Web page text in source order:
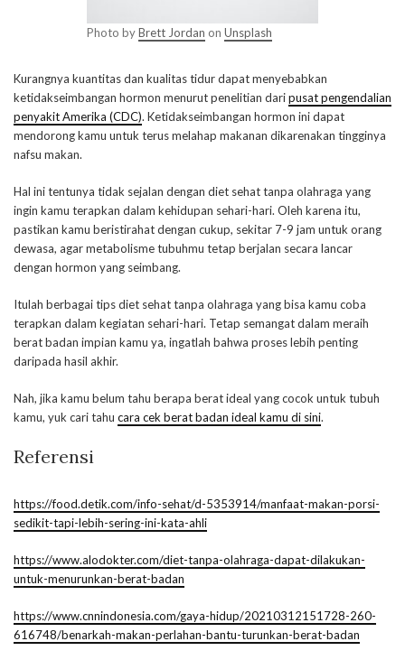
Photo byBrett Jordan on Unsplash
Kurangnya kuantitas dan kualitas tidur dapat menyebabkan
ketidakseimbangan hormon menurut penelitian daripusat pengendalian
penyakit Amerika (CDC). Ketidakseimbangan hormon ini dapat
mendorong kamu untuk terus melahap makanan dikarenakan tingginya
nafsu makan.
Hal ini tentunya tidak sejalan dengan diet sehat tanpa olahraga yang
ingin kamu terapkan dalam kehidupan sehari-hari. Oleh karena itu,
pastikan kamu beristirahat dengan cukup, sekitar 7-9 jam untuk orang
dewasa, agar metabolisme tubuhmu tetap berjalan secara lancar
dengan hormon yang seimbang.
Itulah berbagai tips diet sehat tanpa olahraga yang bisa kamu coba
terapkan dalam kegiatan sehari-hari. Tetap semangat dalam meraih
berat badan impian kamu ya, ingatlah bahwa proses lebih penting
daripada hasil akhir.
Nah, jika kamu belum tahu berapa berat ideal yang cocok untuk tubuh
kamu, yuk cari tahu cara cek berat badan ideal kamu di sini.
Referensi
https://food.detik.com/info-sehat/d-5353914/manfaat-makan-porsi-
sedikit-tapi-lebih-sering-ini-kata-ahli
https://www.alodokter.com/diet-tanpa-olahraga-dapat-dilakukan-
untuk-menurunkan-berat-badan
https://www.cnnindonesia.com/gaya-hidup/20210312151728-260-
616748/benarkah-makan-perlahan-bantu-turunkan-berat-badan